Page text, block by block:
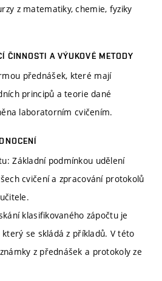
z matematiky, chemie, fyziky
ČINNOSTI A VÝUKOVÉ METODY
přednášek, které mají
principů a teorie dané
laboratorním cvičením.
Základní podmínkou udělení
cvičení a zpracování protokolů
klasifikovaného zápočtu je
se skládá z příkladů. V této
z přednášek a protokoly ze